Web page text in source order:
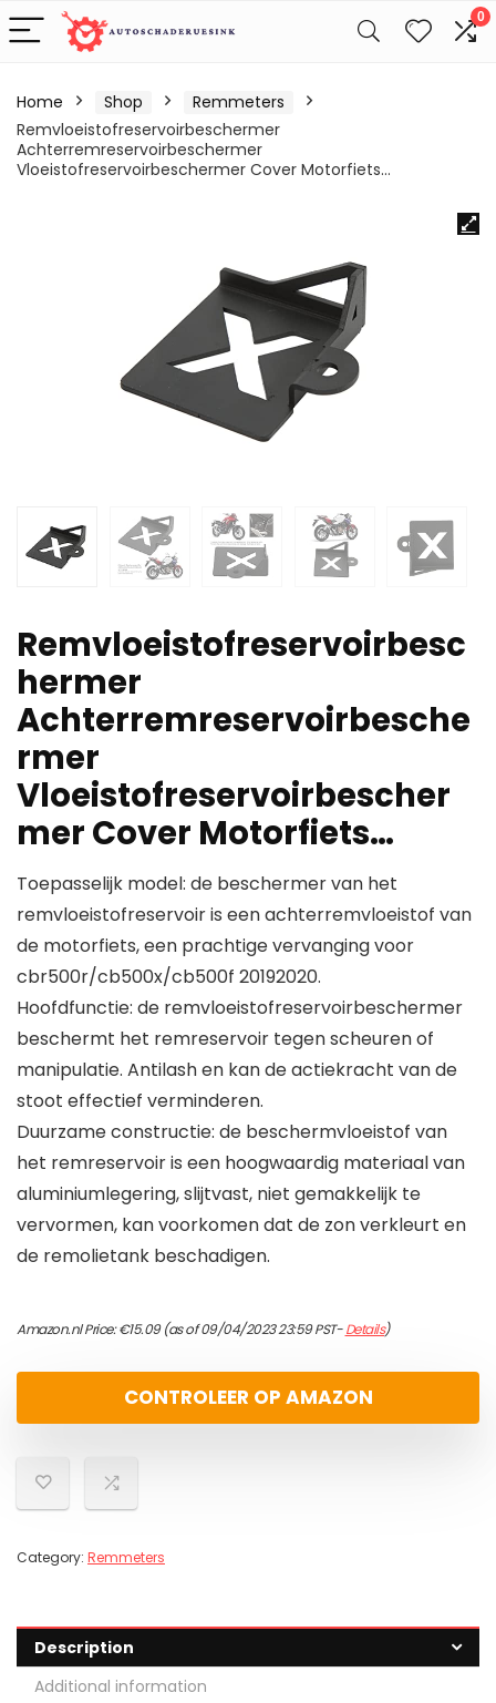
0
Home Shop
Remmeters
Remvloeistofreservoirbeschermer
Achterremreservoirbeschermer
Vloeistofreservoirbeschermer Cover Motorfiets…
Remvloeistofreservoirbesc
hermer
Achterremreservoirbesche
rmer
Vloeistofreservoirbescher
mer Cover Motorfiets…
Toepasselijk model: de beschermer van het
remvloeistofreservoir is een achterremvloeistof van
de motorfiets, een prachtige vervanging voor
cbr500r/cb500x/cb500f 20192020.
Hoofdfunctie: de remvloeistofreservoirbeschermer
beschermt het remreservoir tegen scheuren of
manipulatie. Antilash en kan de actiekracht van de
stoot effectief verminderen.
Duurzame constructie: de beschermvloeistof van
het remreservoir is een hoogwaardig materiaal van
aluminiumlegering, slijtvast, niet gemakkelijk te
vervormen, kan voorkomen dat de zon verkleurt en
de remolietank beschadigen.
Amazon.nl Price:€15.09(as of 09/04/2023 23:59 PST-Details)
CONTROLEER OP AMAZON
Category: Remmeters
Description
Additional information